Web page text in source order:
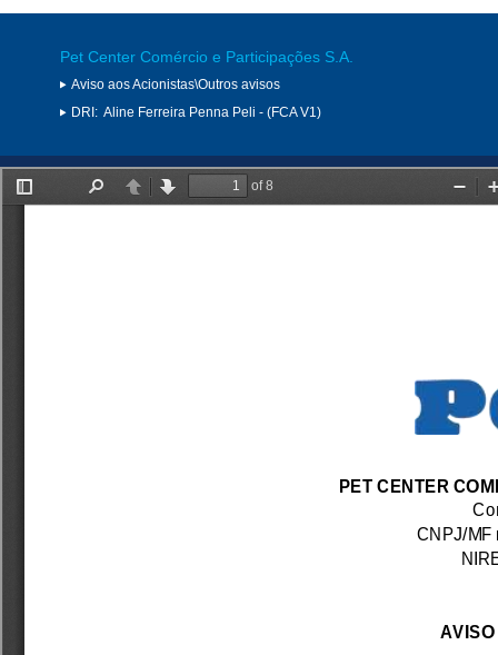
Pet Center Comércio e Participações S.A.
Aviso aos Acionistas\Outros avisos
DRI: Aline Ferreira Penna Peli - (FCA V1)